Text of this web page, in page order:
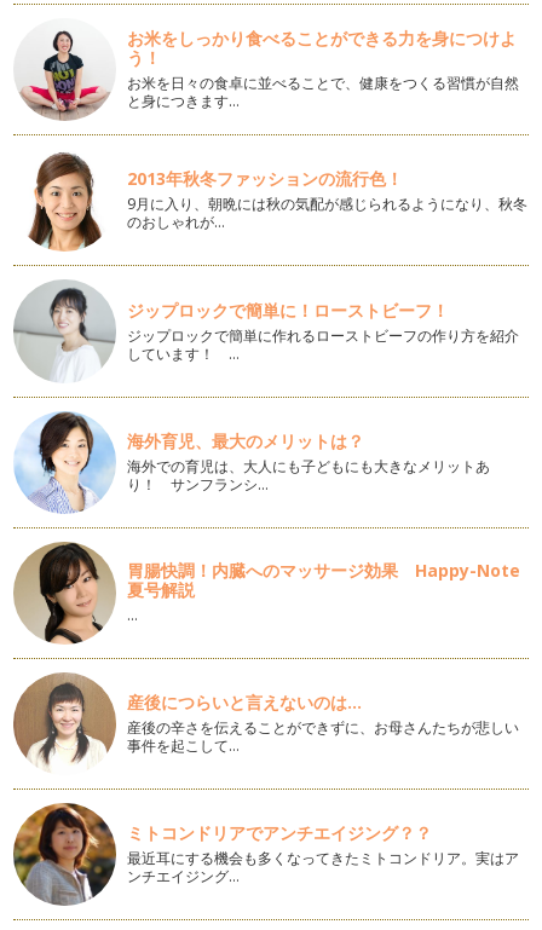
【キッズクッキングレッスン】☆七夕☆
梅雨明けし、夏本番の2013年夏。今日は七夕☆七夕をテーマ
に、キッズクッキングレ…
パパいつもありがとう！父の日キッズクッキング！
「父の日」ってなに？？ 「パパに感謝をする日。」「パパに
ありがとう♪とい…
【キッズクッキング】こどもの日＆母の日
５月５日は、こどもの日。もとは五節句のひとつ「端午の節
句」にあたり、江戸時代のころから男の…
おもてなしにもぴったり♪カラフルトマトでジェノベーゼパス
タ♪
4月、春ですね～☆皆さま、今年度もどうぞ中原麻衣子をよ
ろし…
【キッズクッキング】ひなまつり☆
3月3日ひなまつりは、女の子のお節句☆女の子がいるお宅で
は、豊かな成長をお祈りし…
子どもにできるおもてなし「お正月＆バレンタイン」
日本は、古くから移り行く四季を愛すると共に、季節ごとの歳
時・年中行事を大…
【続編】子どもに出来るおもてなしレシピ☆
皆さま、新年明けましておめでとうございます！ いつも読ん
で頂きありがとうございます。201…
子どもにできるクリスマスのおもてなしレシピ☆
街はキラキラ☆クリスマスシーズン真っただ中ですね♪ パー
ティーシーズンということ…
ビタミンCたっぷりの秋の味覚『次郎柿』で風邪予防！
11月に入り、まさに旬を迎えている柿♪ 柿1個で、ビタミンC
一日必要量が取れるほ…
Halloween Kids Cooking！
秋晴れの気持ちのいい日。Halloween Kids Cookingを開催
＠He…
お米をしっかり食べることができる力を身につけよ
う！
お米を日々の食卓に並べることで、健康をつくる習慣が自然
と身につきます…
2013年秋冬ファッションの流行色！
9月に入り、朝晩には秋の気配が感じられるようになり、秋冬
のおしゃれが…
ジップロックで簡単に！ローストビーフ！
ジップロックで簡単に作れるローストビーフの作り方を紹介
しています！ …
海外育児、最大のメリットは？
海外での育児は、大人にも子どもにも大きなメリットあ
り！ サンフランシ…
胃腸快調！内臓へのマッサージ効果 Happy-Note
夏号解説
…
産後につらいと言えないのは...
産後の辛さを伝えることができずに、お母さんたちが悲しい
事件を起こして…
ミトコンドリアでアンチエイジング？？
最近耳にする機会も多くなってきたミトコンドリア。実はア
ンチエイジング…